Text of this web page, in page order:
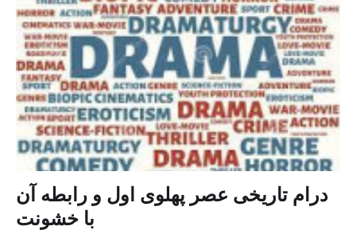
درام تاریخی عصر پهلوی اول و رابطه آن
با خشونت